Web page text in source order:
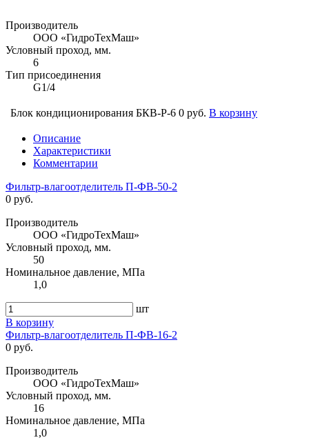
Производитель
ООО «ГидроТехМаш»
Условный проход, мм.
6
Тип присоединения
G1/4
Блок кондиционирования БКВ-Р-6 0 руб. В корзину
Описание
Характеристики
Комментарии
Фильтр-влагоотделитель П-ФВ-50-2
0 руб.
Производитель
ООО «ГидроТехМаш»
Условный проход, мм.
50
Номинальное давление, МПа
1,0
шт
В корзину
Фильтр-влагоотделитель П-ФВ-16-2
0 руб.
Производитель
ООО «ГидроТехМаш»
Условный проход, мм.
16
Номинальное давление, МПа
1,0